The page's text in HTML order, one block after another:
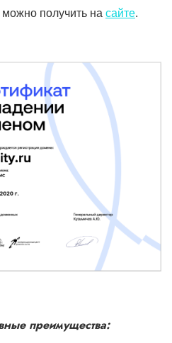
получить на сайте.
преимущества: